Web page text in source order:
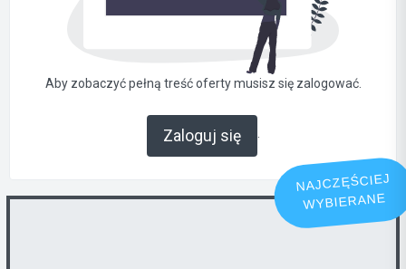
Aby zobaczyć pełną treść oferty musisz się zalogować.
Zaloguj się .
NAJCZĘŚCIEJ
WYBIERANE